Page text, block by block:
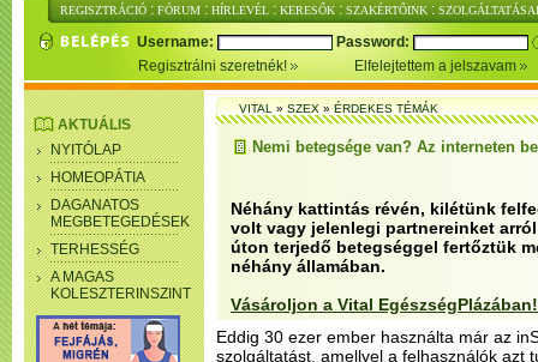
REGISZTRÁCIÓ : FÓRUM : HÍRLEVÉL : KERESŐK : SZAKÉRTŐINK :
Username:
Password:
Regisztrálni szeretnék!
Elfelejtettem a jelszavam
AKTUÁLIS
NYITÓLAP
HOMEOPÁTIA
DAGANATOS
MEGBETEGEDÉSEK
TERHESSÉG
A MAGAS
KOLESZTERINSZINT
VITAL»SZEX»ÉRDEKES TÉMÁK
Nemi betegsége van? Az interneten
Néhány kattintás révén, kilétünk
volt vagy jelenlegi partnereinket
úton terjedő betegséggel fertőztük
néhány államában.
Vásároljon a Vital
Eddig 30 ezer ember használta már az
szolgáltatást, amellyel a felhasználók azt